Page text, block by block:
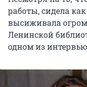
работы, сидела
высиживала
Ленинской
одном из